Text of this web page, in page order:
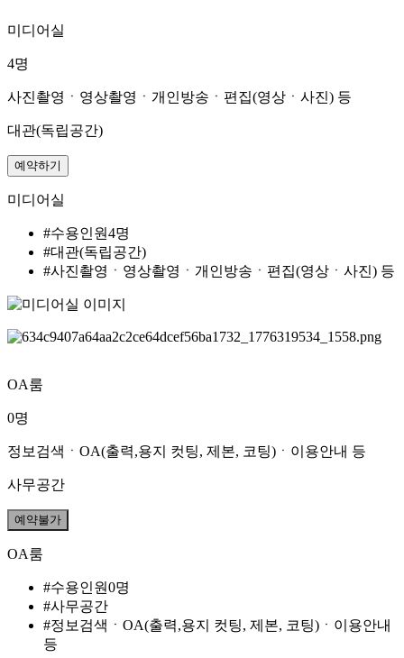
미디어실
4명
사진촬영ㆍ영상촬영ㆍ개인방송ㆍ편집(영상ㆍ사진) 등
대관(독립공간)
예약하기
미디어실
#수용인원4명
#대관(독립공간)
#사진촬영ㆍ영상촬영ㆍ개인방송ㆍ편집(영상ㆍ사진) 등
OA룸
0명
정보검색ㆍOA(출력,용지 컷팅, 제본, 코팅)ㆍ이용안내 등
사무공간
예약불가
OA룸
#수용인원0명
#사무공간
#정보검색ㆍOA(출력,용지 컷팅, 제본, 코팅)ㆍ이용안내
등